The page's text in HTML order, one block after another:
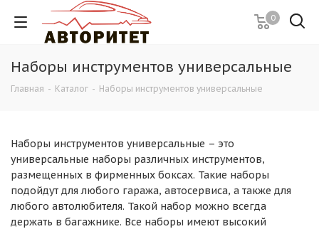
0
Наборы инструментов универсальные
Главная - Каталог - Наборы инструментов универсальные
Наборы инструментов универсальные – это
универсальные наборы различных инструментов,
размещенных в фирменных боксах. Такие наборы
подойдут для любого гаража, автосервиса, а также для
любого автолюбителя. Такой набор можно всегда
держать в багажнике. Все наборы имеют высокий